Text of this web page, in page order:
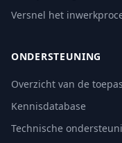
Versnel het
ONDERSTEUNING
Overzicht van de
Kennisdatabase
Technische